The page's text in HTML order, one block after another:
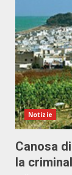
Notizie
Canosa
la